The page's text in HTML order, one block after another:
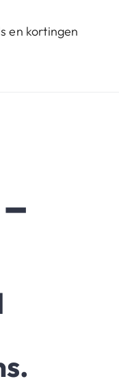
en kortingen